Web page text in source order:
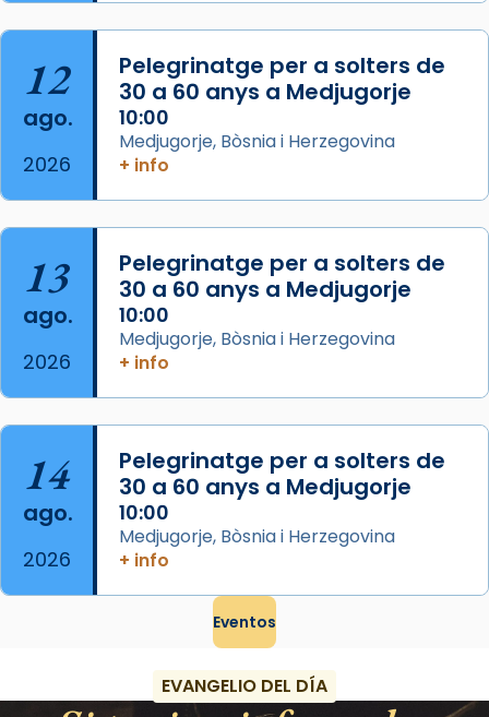
Acompanyant la història de sant Cugat, a
partir de l’Edat Mitjana sorgeix la tradició
que les santes Juliana (“relatiu a Júlia”) i
Semproniana (“relatiu a Semprònia =
eterna”) són deixebles seves. I l’any 1667, el
...Ver más
View on Facebook · Share
12
ago.
2026
Pelegrinatge per a solters de
30 a 60 anys a Medjugorje
10:00
Medjugorje, Bòsnia i Herzegovina
+ info
13
ago.
2026
Pelegrinatge per a solters de
30 a 60 anys a Medjugorje
10:00
Medjugorje, Bòsnia i Herzegovina
+ info
14
ago.
2026
Pelegrinatge per a solters de
30 a 60 anys a Medjugorje
10:00
Medjugorje, Bòsnia i Herzegovina
+ info
Eventos
EVANGELIO DEL DÍA